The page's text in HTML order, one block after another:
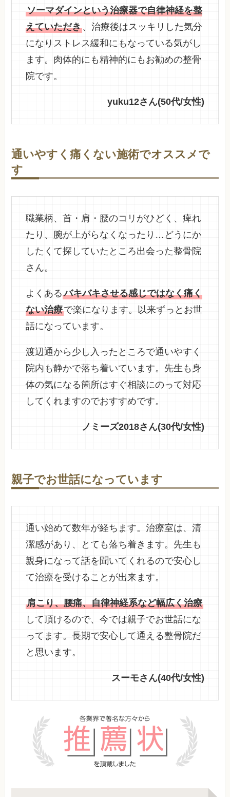
ソーマダインという治療器で自律神経を整
えていただき、治療後はスッキリした気分
になりストレス緩和にもなっている気がし
ます。肉体的にも精神的にもお勧めの整骨
院です。
yuku12さん(50代/女性)
通いやすく痛くない施術でオススメで
す
職業柄、首・肩・腰のコリがひどく、痺れ
たり、腕が上がらなくなったり…どうにか
したくて探していたところ出会った整骨院
さん。
よくあるバキバキさせる感じではなく痛く
ない治療で楽になります。以来ずっとお世
話になっています。
渡辺通から少し入ったところで通いやすく
院内も静かで落ち着いています。先生も身
体の気になる箇所はすぐ相談にのって対応
してくれますのでおすすめです。
ノミーズ2018さん(30代/女性)
親子でお世話になっています
通い始めて数年が経ちます。治療室は、清
潔感があり、とても落ち着きます。先生も
親身になって話を聞いてくれるので安心し
て治療を受けることが出来ます。
肩こり、腰痛、自律神経系など幅広く治療
して頂けるので、今では親子でお世話にな
ってます。長期で安心して通える整骨院だ
と思います。
スーモさん(40代/女性)